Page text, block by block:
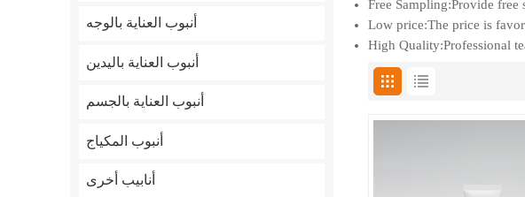
أنبوب العناية بالوجه
أنبوب العناية باليدين
أنبوب العناية بالجسم
أنبوب المكياج
أنابيب أخرى
Free Sampling:Provide free
Low price:The price is
High Quality:Professional